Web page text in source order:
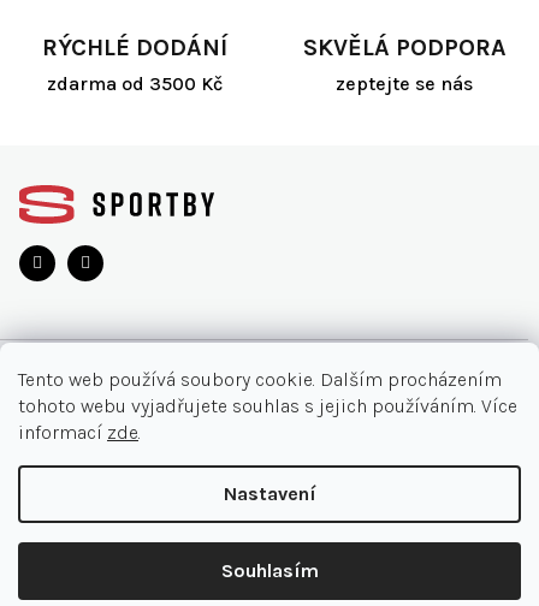
Tento web používá soubory cookie. Dalším procházením
tohoto webu vyjadřujete souhlas s jejich používáním. Více
informací zde.
Nastavení
Souhlasím
RÝCHLÉ DODÁNÍ
zdarma od 3500 Kč
SKVĚLÁ PODPORA
zeptejte se nás
O NÁKUPU
Akce
Nejčastější otázky
Doručení a platby
INFORMACE
Kontakt
Obchodní podmínky
+420 905 33 22 11
Shoptet Premium | mime digital